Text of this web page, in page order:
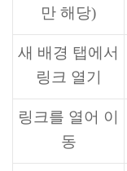
만 해당)
새 배경 탭에서
링크 열기
링크를 열어 이
동